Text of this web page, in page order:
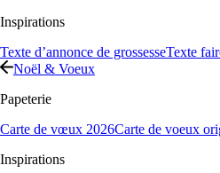
Inspirations
Texte d’annonce de grossesseTexte
Noël & Voeux
Papeterie
Carte de vœux 2026Carte de voeux
Inspirations